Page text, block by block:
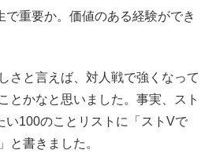
で重要か。価値のある経験ができ
さと言えば、対人戦で強くなって
とかなと思いました。事実、スト
い100のことリストに「ストVで
と書きました。